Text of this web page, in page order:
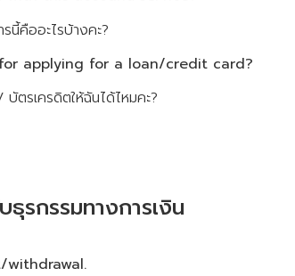
คืออะไรบ้างคะ?
applying for a loan/credit card?
รเครดิตให้ฉันได้ไหมคะ?
รกรรมทางการเงิน